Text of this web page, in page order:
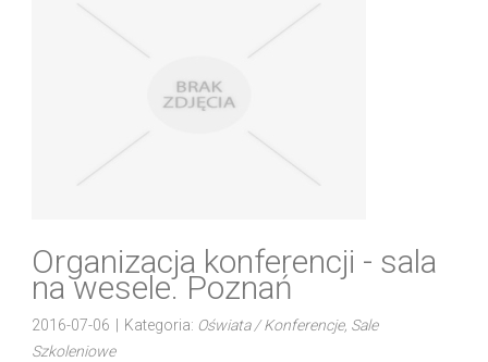
Organizacja konferencji - sala
na wesele. Poznań
2016-07-06 Kategoria: Oświata / Konferencje, Sale
Szkoleniowe